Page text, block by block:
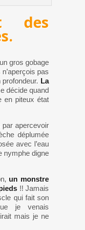
des
gros gobage
pas
La
décide quand
en piteux état
apercevoir
déplumée
avec l’eau
nymphe digne
un monstre
!! Jamais
qui fait son
je venais
mais je ne